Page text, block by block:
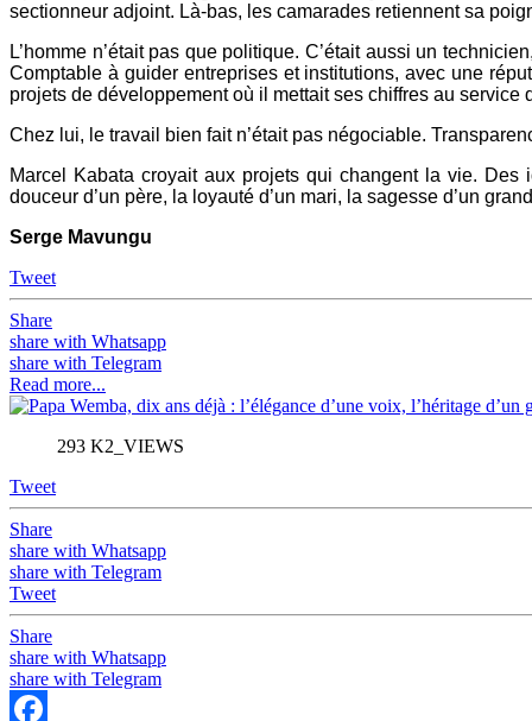
sectionneur adjoint. Là-bas, les camarades retiennent sa
L’homme n’était pas que politique. C’était aussi un
Comptable à guider entreprises et institutions, avec une
projets de développement où il mettait ses chiffres au service
Chez lui, le travail bien fait n’était pas négociable.
Marcel Kabata croyait aux projets qui changent la vie. Des
douceur d’un père, la loyauté d’un mari, la sagesse d’un
Serge Mavungu
Tweet
Share
share with Whatsapp
share with Telegram
Read more...
293 K2_VIEWS
Tweet
Share
share with Whatsapp
share with Telegram
Tweet
Share
share with Whatsapp
share with Telegram